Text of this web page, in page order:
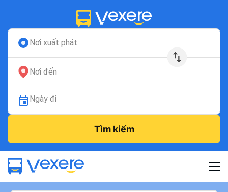
Nơi xuất phát
Nơi đến
Ngày đi
Tìm kiếm